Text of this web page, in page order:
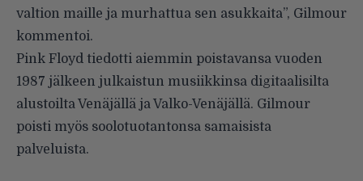
valtion maille ja murhattua sen asukkaita”, Gilmour
kommentoi.
Pink Floyd tiedotti aiemmin poistavansa vuoden
1987 jälkeen julkaistun musiikkinsa digitaalisilta
alustoilta Venäjällä ja Valko-Venäjällä. Gilmour
poisti myös soolotuotantonsa samaisista
palveluista.